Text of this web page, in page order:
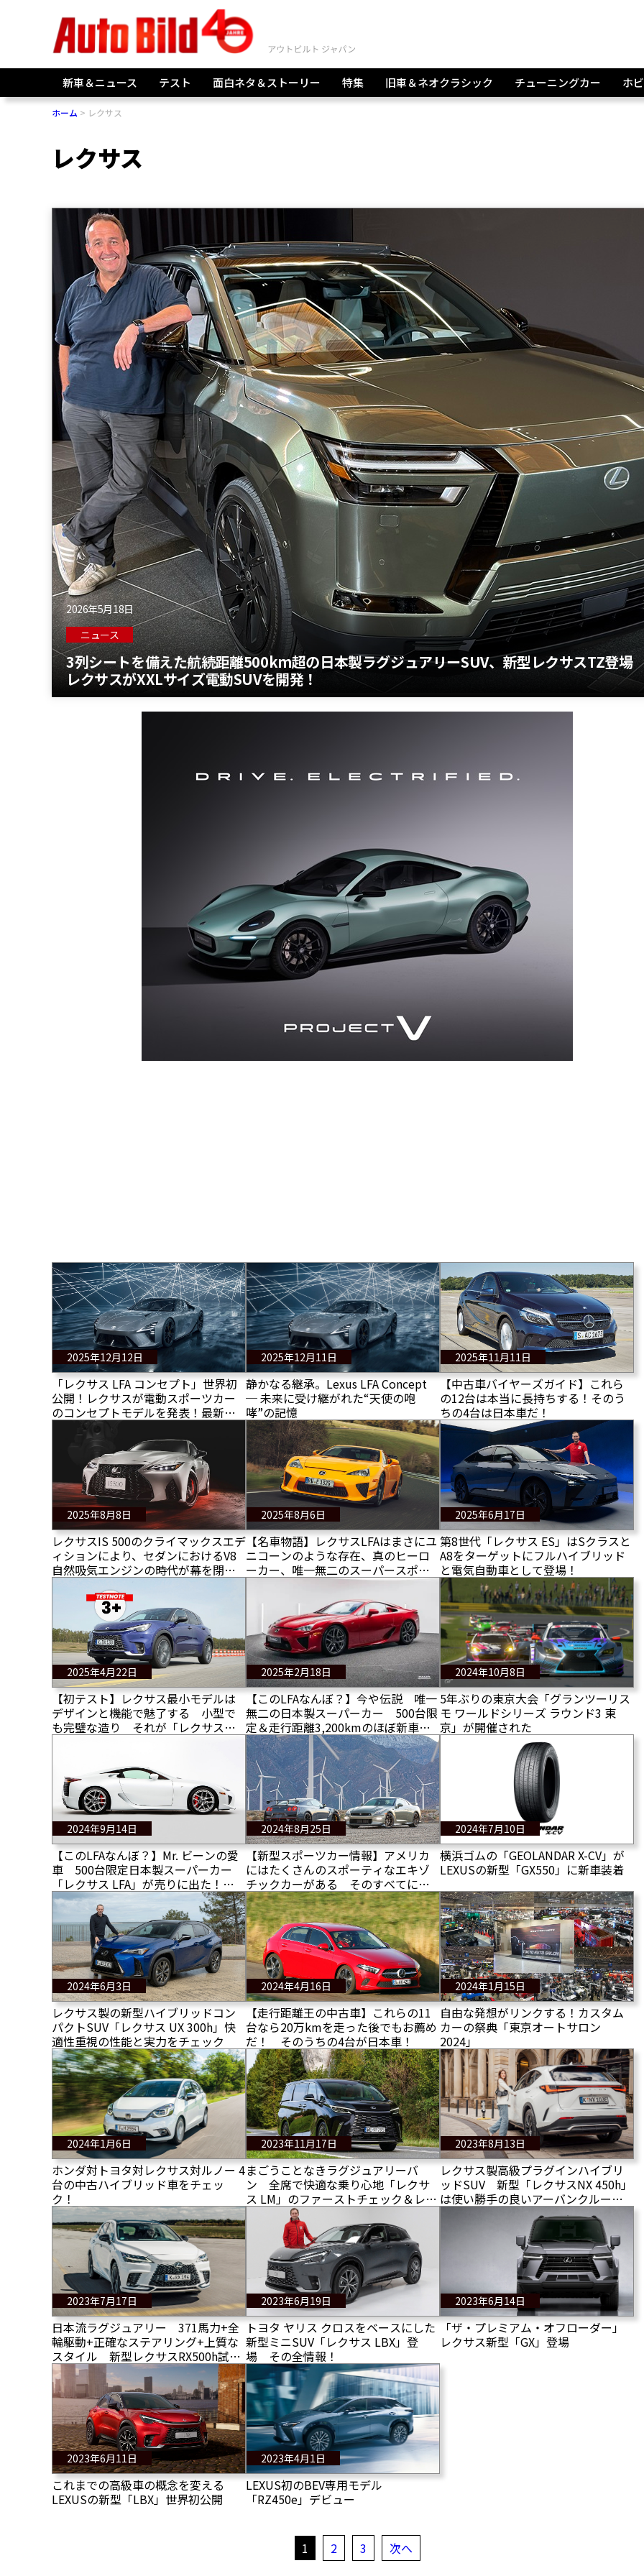
新車＆ニュース テスト 面白ネタ＆ストーリー 特集 旧車＆ネオクラシック チューニングカー ホ
ホーム レクサス
レクサス
2026年5月18日
ニュース
3列シートを備えた航続距離500km超の日本製ラグジュアリーSUV、新型レクサスTZ登
レクサスがXXLサイズ電動SUVを開発！
2025年12月12日
「レクサス LFA コンセプト」世界初
公開！レクサスが電動スポーツカー
のコンセプトモデルを発表！最新詳
細情報をお届け！
2025年12月11日
静かなる継承。Lexus LFA Concept
─ 未来に受け継がれた“天使の咆
哮”の記憶
2025年11月11日
【中古車バイヤーズガイド】これら
の12台は本当に長持ちする！そのう
ちの4台は日本車だ！
2025年8月8日
レクサスIS 500のクライマックスエデ
ィションにより、セダンにおけるV8
自然吸気エンジンの時代が幕を閉じ
2025年8月6日
【名車物語】レクサスLFAはまさにユ
ニコーンのような存在、真のヒーロ
ーカー、唯一無二のスーパースポー
ツカーだ！LFAニュルブルクリンク エ
2025年6月17日
第8世代「レクサス ES」はSクラスと
A8をターゲットにフルハイブリッド
と電気自動車として登場！
2025年4月22日
【初テスト】レクサス最小モデルは
デザインと機能で魅了する 小型で
も完璧な造り それが「レクサス
2025年2月18日
【このLFAなんぼ？】今や伝説 唯一
無二の日本製スーパーカー 500台限
定＆走行距離3,200kmのほぼ新車の
レクサスLFAの値段は？
2024年10月8日
5年ぶりの東京大会「グランツーリス
モ ワールドシリーズ ラウンド3 東
京」が開催された
2024年9月14日
【このLFAなんぼ？】Mr. ビーンの愛
車 500台限定日本製スーパーカー
「レクサス LFA」が売りに出た！その
価格は？
2024年8月25日
【新型スポーツカー情報】アメリカ
にはたくさんのスポーティなエキゾ
チックカーがある そのすべてに乗
りたい！
2024年7月10日
横浜ゴムの「GEOLANDAR X-CV」が
LEXUSの新型「GX550」に新車装着
2024年6月3日
レクサス製の新型ハイブリッドコン
パクトSUV「レクサス UX 300h」快
適性重視の性能と実力をチェック
2024年4月16日
【走行距離王の中古車】これらの11
台なら20万kmを走った後でもお薦め
だ！ そのうちの4台が日本車！
2024年1月15日
自由な発想がリンクする！カスタム
カーの祭典「東京オートサロン
2024」
2024年1月6日
ホンダ対トヨタ対レクサス対ルノー 4
台の中古ハイブリッド車をチェッ
ク！
2023年11月17日
まごうことなきラグジュアリーバ
ン 全席で快適な乗り心地「レクサ
ス LM」のファーストチェック＆レポ
2023年8月13日
レクサス製高級プラグインハイブリ
ッドSUV 新型「レクサスNX 450h」
は使い勝手の良いアーバンクルーザ
2023年7月17日
日本流ラグジュアリー 371馬力+全
輪駆動+正確なステアリング+上質な
スタイル 新型レクサスRX500h試乗
記
2023年6月19日
トヨタ ヤリス クロスをベースにした
新型ミニSUV「レクサス LBX」登
場 その全情報！
2023年6月14日
「ザ・プレミアム・オフローダー」
レクサス新型「GX」登場
2023年6月11日
これまでの高級車の概念を変える
LEXUSの新型「LBX」世界初公開
2023年4月1日
LEXUS初のBEV専用モデル
「RZ450e」デビュー
1 2 3 次へ